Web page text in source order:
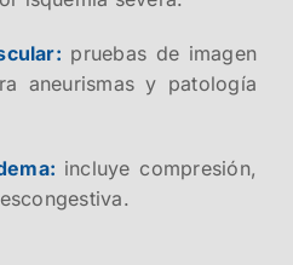
pruebas de imagen
aneurismas y patología
incluye compresión,